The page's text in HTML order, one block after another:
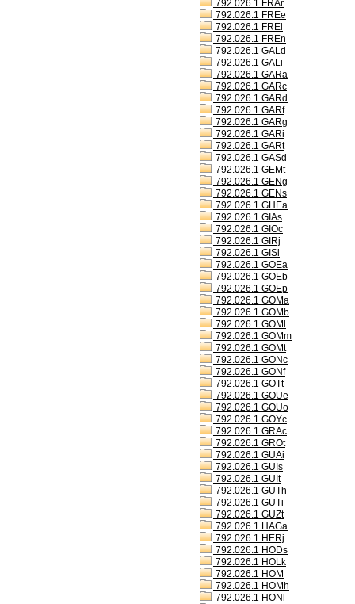
792.026.1 FRAr
792.026.1 FREe
792.026.1 FREl
792.026.1 FREn
792.026.1 GALd
792.026.1 GALi
792.026.1 GARa
792.026.1 GARc
792.026.1 GARd
792.026.1 GARf
792.026.1 GARg
792.026.1 GARi
792.026.1 GARt
792.026.1 GASd
792.026.1 GEMt
792.026.1 GENg
792.026.1 GENs
792.026.1 GHEa
792.026.1 GIAs
792.026.1 GIOc
792.026.1 GIRj
792.026.1 GISi
792.026.1 GOEa
792.026.1 GOEb
792.026.1 GOEp
792.026.1 GOMa
792.026.1 GOMb
792.026.1 GOMl
792.026.1 GOMm
792.026.1 GOMt
792.026.1 GONc
792.026.1 GONf
792.026.1 GOTt
792.026.1 GOUe
792.026.1 GOUo
792.026.1 GOYc
792.026.1 GRAc
792.026.1 GROt
792.026.1 GUAi
792.026.1 GUIs
792.026.1 GUIt
792.026.1 GUTh
792.026.1 GUTi
792.026.1 GUZt
792.026.1 HAGa
792.026.1 HERj
792.026.1 HODs
792.026.1 HOLk
792.026.1 HOM
792.026.1 HOMh
792.026.1 HONl